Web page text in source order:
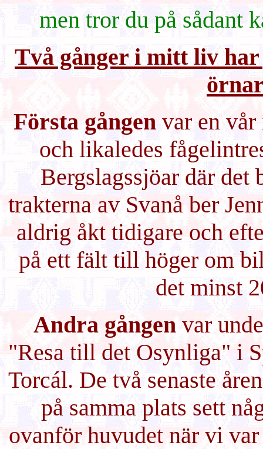
men tror du på sådant
Två gånger i mitt liv
Första gången var en
och likaledes
Bergslagssjöar där det
trakterna av Svanå ber
aldrig åkt tidigare och
på ett fält till höger om
det minst
Andra gångenvar
"Resa till det Osynliga" i
Torcál. De två senaste
på samma plats sett
ovanför huvudet när vi